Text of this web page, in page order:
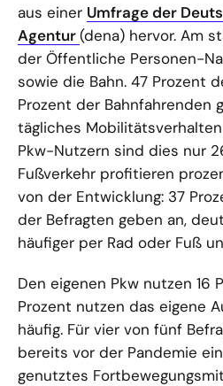
aus einer Umfrage der
Agentur(dena) hervor. Am
der Öffentliche Personen-
sowie die Bahn. 47 Prozent
Prozent der Bahnfahrenden
tägliches
Pkw-Nutzern sind dies nur
Fußverkehr profitieren
von der Entwicklung: 37
der Befragten geben an,
häufiger per Rad oder Fuß
Den eigenen Pkw nutzen 16
Prozent nutzen das eigene
häufig. Für vier von fünf
bereits vor der Pandemie
genutztes